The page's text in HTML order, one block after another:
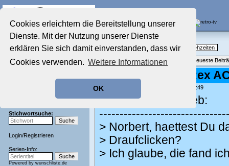
Cookies erleichtern die Bereitstellung unserer
Dienste. Mit der Nutzung unserer Dienste
erklären Sie sich damit einverstanden, dass wir
Cookies verwenden. Weitere Informationen
OK
Startseite
Aktuelles Forum
Film-Forum
Zeichentrick-Forum
Stichwortsuche:
Login/Registrieren
Serien-Info:
Powered by wunschliste.de
Nostalgieecke
TV-Erinnerungen an gute, alte Fernsehzeiten
Themenübersicht • Neues Thema Neueste
Re: Kommissar Rex
geschrieben von: , 10.01.23 11:49
Chrissie777 schrieb:
> Norbert, haettest Du
> Draufclicken?
> Ich glaube, die fand